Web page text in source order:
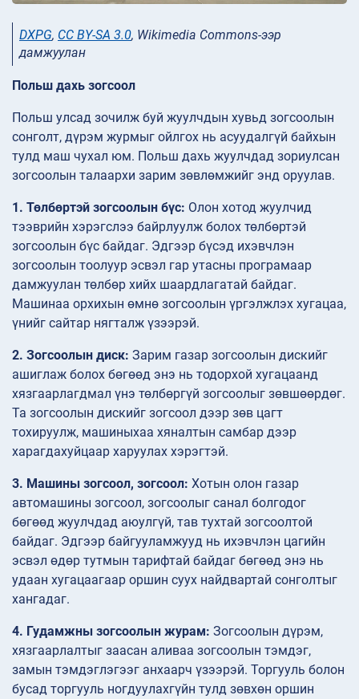
DXPG, CC BY-SA 3.0, Wikimedia Commons-ээр
дамжуулан
Польш дахь зогсоол
Польш улсад зочилж буй жуулчдын хувьд зогсоолын
сонголт, дүрэм журмыг ойлгох нь асуудалгүй байхын
тулд маш чухал юм. Польш дахь жуулчдад зориулсан
зогсоолын талаархи зарим зөвлөмжийг энд оруулав.
1. Төлбөртэй зогсоолын бүс: Олон хотод жуулчид
тээврийн хэрэгслээ байрлуулж болох төлбөртэй
зогсоолын бүс байдаг. Эдгээр бүсэд ихэвчлэн
зогсоолын тоолуур эсвэл гар утасны програмаар
дамжуулан төлбөр хийх шаардлагатай байдаг.
Машинаа орхихын өмнө зогсоолын үргэлжлэх хугацаа,
үнийг сайтар нягталж үзээрэй.
2. Зогсоолын диск: Зарим газар зогсоолын дискийг
ашиглаж болох бөгөөд энэ нь тодорхой хугацаанд
хязгаарлагдмал үнэ төлбөргүй зогсоолыг зөвшөөрдөг.
Та зогсоолын дискийг зогсоол дээр зөв цагт
тохируулж, машиныхаа хяналтын самбар дээр
харагдахуйцаар харуулах хэрэгтэй.
3. Машины зогсоол, зогсоол: Хотын олон газар
автомашины зогсоол, зогсоолыг санал болгодог
бөгөөд жуулчдад аюулгүй, тав тухтай зогсоолтой
байдаг. Эдгээр байгууламжууд нь ихэвчлэн цагийн
эсвэл өдөр тутмын тарифтай байдаг бөгөөд энэ нь
удаан хугацаагаар оршин суух найдвартай сонголтыг
хангадаг.
4. Гудамжны зогсоолын журам: Зогсоолын дүрэм,
хязгаарлалтыг заасан аливаа зогсоолын тэмдэг,
замын тэмдэглэгээг анхаарч үзээрэй. Торгууль болон
бусад торгууль ногдуулахгүйн тулд зөвхөн оршин